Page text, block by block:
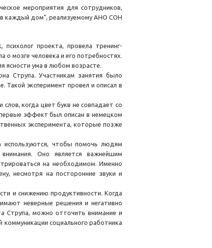
мероприятия для сотрудников,
в каждый дом", реализуемому АНО СОН
проекта, провела тренинг-
о мозге человека и его потребностях.
ясности ума в любом возрасте.
Струпа. Участникам занятия было
эксперимент провел и описал в
когда цвет букв не совпадает со
эффект был описан в немецком
эксперимента, которые позже
используются, чтобы помочь людям
Оно является важнейшим
на необходимом. Именно
несмотря на посторонние звуки и
и снижению продуктивности. Когда
неверные решения и негативно
Струпа, можно отточить внимание и
социального работника